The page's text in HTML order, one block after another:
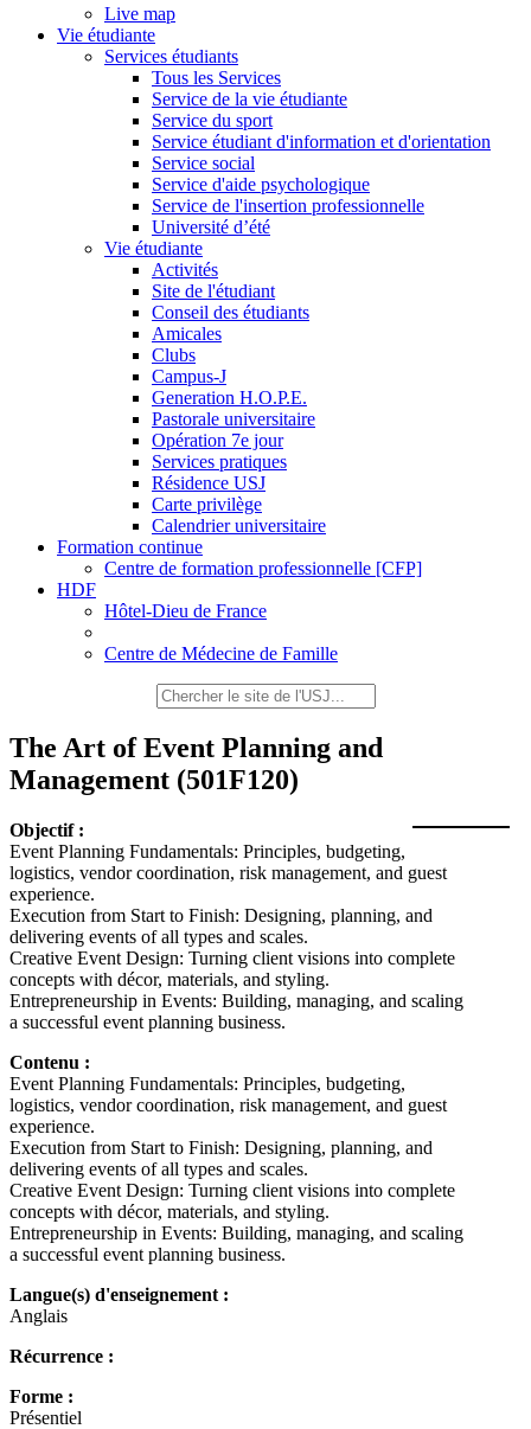
Live map
Vie étudiante
Services étudiants
Tous les Services
Service de la vie étudiante
Service du sport
Service étudiant d'information et d'orientation
Service social
Service d'aide psychologique
Service de l'insertion professionnelle
Université d’été
Vie étudiante
Activités
Site de l'étudiant
Conseil des étudiants
Amicales
Clubs
Campus-J
Generation H.O.P.E.
Pastorale universitaire
Opération 7e jour
Services pratiques
Résidence USJ
Carte privilège
Calendrier universitaire
Formation continue
Centre de formation professionnelle [CFP]
HDF
Hôtel-Dieu de France
Centre de Médecine de Famille
The Art of Event Planning and
Management (501F120)
Objectif :
Event Planning Fundamentals: Principles, budgeting,
logistics, vendor coordination, risk management, and guest
experience.
Execution from Start to Finish: Designing, planning, and
delivering events of all types and scales.
Creative Event Design: Turning client visions into complete
concepts with décor, materials, and styling.
Entrepreneurship in Events: Building, managing, and scaling
a successful event planning business.
Contenu :
Event Planning Fundamentals: Principles, budgeting,
logistics, vendor coordination, risk management, and guest
experience.
Execution from Start to Finish: Designing, planning, and
delivering events of all types and scales.
Creative Event Design: Turning client visions into complete
concepts with décor, materials, and styling.
Entrepreneurship in Events: Building, managing, and scaling
a successful event planning business.
Langue(s) d'enseignement :
Anglais
Récurrence :
Forme :
Présentiel